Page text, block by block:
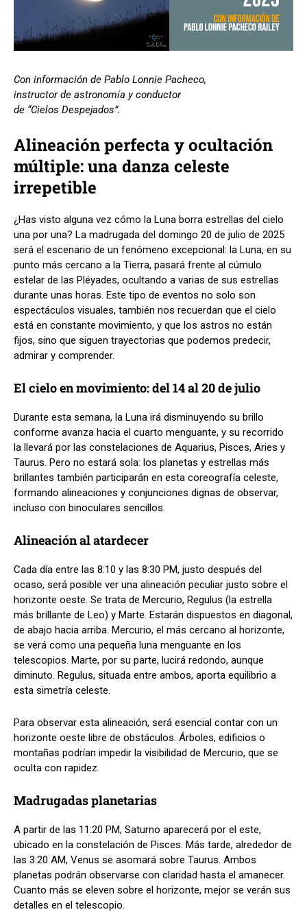
Con información de Pablo Lonnie Pacheco,
instructor de astronomía y conductor
de “Cielos Despejados”.
Alineación perfecta y ocultación
múltiple: una danza celeste
irrepetible
¿Has visto alguna vez cómo la Luna borra estrellas del cielo
una por una? La madrugada del domingo 20 de julio de 2025
será el escenario de un fenómeno excepcional: la Luna, en su
punto más cercano a la Tierra, pasará frente al cúmulo
estelar de las Pléyades, ocultando a varias de sus estrellas
durante unas horas. Este tipo de eventos no solo son
espectáculos visuales, también nos recuerdan que el cielo
está en constante movimiento, y que los astros no están
fijos, sino que siguen trayectorias que podemos predecir,
admirar y comprender.
El cielo en movimiento: del 14 al 20 de julio
Durante esta semana, la Luna irá disminuyendo su brillo
conforme avanza hacia el cuarto menguante, y su recorrido
la llevará por las constelaciones de Aquarius, Pisces, Aries y
Taurus. Pero no estará sola: los planetas y estrellas más
brillantes también participarán en esta coreografía celeste,
formando alineaciones y conjunciones dignas de observar,
incluso con binoculares sencillos.
Alineación al atardecer
Cada día entre las 8:10 y las 8:30 PM, justo después del
ocaso, será posible ver una alineación peculiar justo sobre el
horizonte oeste. Se trata de Mercurio, Regulus (la estrella
más brillante de Leo) y Marte. Estarán dispuestos en diagonal,
de abajo hacia arriba. Mercurio, el más cercano al horizonte,
se verá como una pequeña luna menguante en los
telescopios. Marte, por su parte, lucirá redondo, aunque
diminuto. Regulus, situada entre ambos, aporta equilibrio a
esta simetría celeste.
Para observar esta alineación, será esencial contar con un
horizonte oeste libre de obstáculos. Árboles, edificios o
montañas podrían impedir la visibilidad de Mercurio, que se
oculta con rapidez.
Madrugadas planetarias
A partir de las 11:20 PM, Saturno aparecerá por el este,
ubicado en la constelación de Pisces. Más tarde, alrededor de
las 3:20 AM, Venus se asomará sobre Taurus. Ambos
planetas podrán observarse con claridad hasta el amanecer.
Cuanto más se eleven sobre el horizonte, mejor se verán sus
detalles en el telescopio.